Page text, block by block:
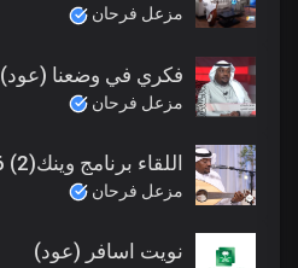
مزعل فرحان
فكري في وضعنا (عود)
مزعل فرحان
اللقاء برنامج وينك(2) 2026
مزعل فرحان
نويت اسافر (عود)